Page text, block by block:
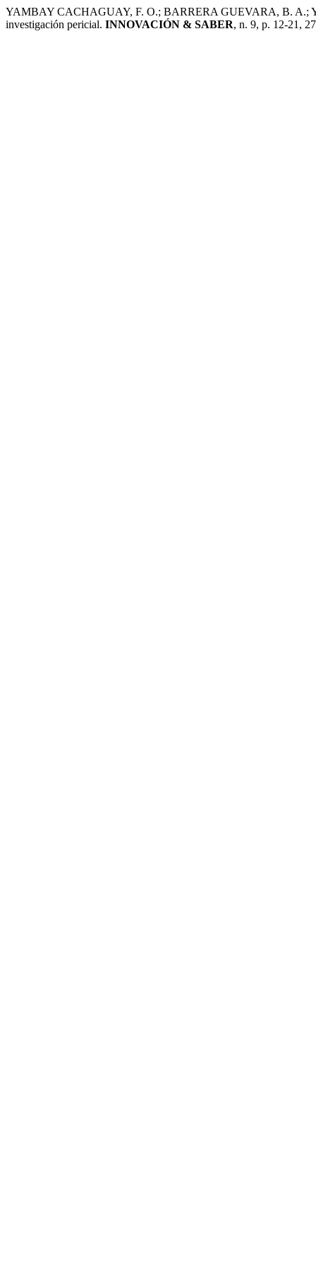
YAMBAY CACHAGUAY, F. O.; BARRERA GUEVARA, B. A.;
investigación pericial. INNOVACIÓN & SABER, n. 9, p. 12-21,